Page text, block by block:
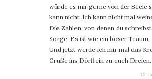
würde es mir gerne von der Seele
kann nicht. Ich kann nicht mal
Die Zahlen, von denen du
Sorge. Es ist wie ein böser Traum.
Und jetzt werde ich mir mal das
Grüße ins Dörflein zu euch Dreien.
15.